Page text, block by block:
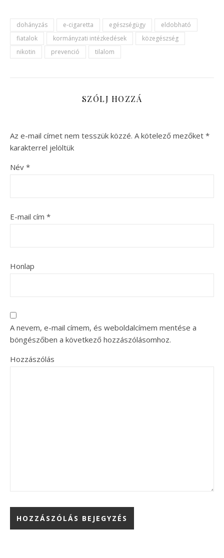
dohányzás e-cigaretta egészségügy
eldobható
fiatalok
kormányzati intézkedések
közegészség
nikotin
prevenció tilalom
SZÓLJ HOZZÁ
Az e-mail címet nem tesszük közzé. A kötelező mezőket *
karakterrel jelöltük
Név *
E-mail cím *
Honlap
A nevem, e-mail címem, és weboldalcímem mentése a
böngészőben a következő hozzászólásomhoz.
Hozzászólás